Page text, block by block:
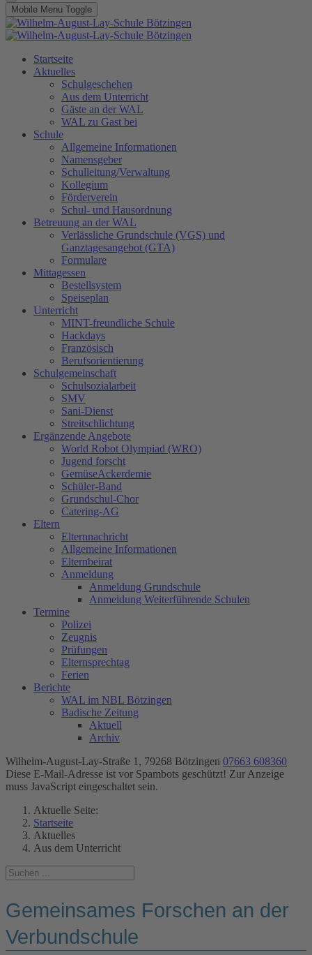
Mobile Menu Toggle
Startseite
Aktuelles
Schulgeschehen
Aus dem Unterricht
Gäste an der WAL
WAL zu Gast bei
Schule
Allgemeine Informationen
Namensgeber
Schulleitung/Verwaltung
Kollegium
Förderverein
Schul- und Hausordnung
Betreuung an der WAL
Verlässliche Grundschule (VGS) und
Ganztagesangebot (GTA)
Formulare
Mittagessen
Bestellsystem
Speiseplan
Unterricht
MINT-freundliche Schule
Hackdays
Französisch
Berufsorientierung
Schulgemeinschaft
Schulsozialarbeit
SMV
Sani-Dienst
Streitschlichtung
Ergänzende Angebote
World Robot Olympiad (WRO)
Jugend forscht
GemüseAckerdemie
Schüler-Band
Grundschul-Chor
Catering-AG
Eltern
Elternnachricht
Allgemeine Informationen
Elternbeirat
Anmeldung
Anmeldung Grundschule
Anmeldung Weiterführende Schulen
Termine
Polizei
Zeugnis
Prüfungen
Elternsprechtag
Ferien
Berichte
WAL im NBL Bötzingen
Badische Zeitung
Aktuell
Archiv
Wilhelm-August-Lay-Straße 1, 79268 Bötzingen 07663 608360
Diese E-Mail-Adresse ist vor Spambots geschützt! Zur Anzeige
muss JavaScript eingeschaltet sein.
Aktuelle Seite:
Startseite
Aktuelles
Aus dem Unterricht
Gemeinsames Forschen an der
Verbundschule